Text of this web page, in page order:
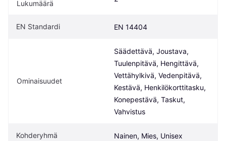
Lukumäärä
EN Standardi EN 14404
Ominaisuudet
Säädettävä, Joustava,
Tuulenpitävä, Hengittävä,
Vettähylkivä, Vedenpitävä,
Kestävä, Henkilökorttitasku,
Konepestävä, Taskut,
Vahvistus
Kohderyhmä Nainen, Mies, Unisex